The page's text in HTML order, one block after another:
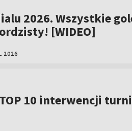
2026. Wszystkie
[WIDEO]
2026
TOP 10 interwencji